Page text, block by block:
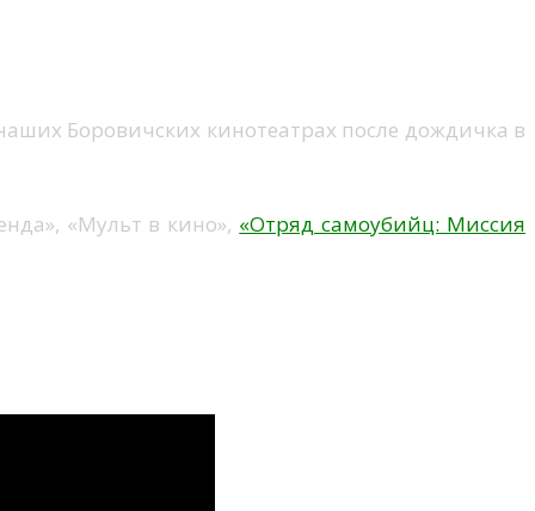
Боровичских кинотеатрах после дождичка в
«Мульт в кино», «Отряд самоубийц: Миссия